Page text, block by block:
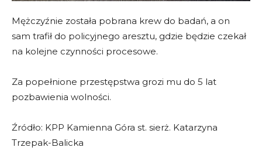
Mężczyźnie została pobrana krew do badań, a on
sam trafił do policyjnego aresztu, gdzie będzie czekał
na kolejne czynności procesowe.
Za popełnione przestępstwa grozi mu do 5 lat
pozbawienia wolności.
Źródło: KPP Kamienna Góra st. sierż. Katarzyna
Trzepak-Balicka